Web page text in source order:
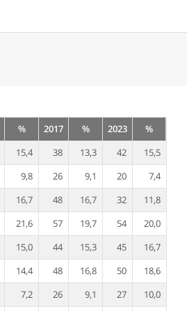
% 2017 % 2023
%
15,4 38 13,3 42
15,5
9,8 26 9,1 20
7,4
16,7 48 16,7 32
11,8
21,6 57 19,7 54
20,0
15,0 44 15,3 45
16,7
14,4 48 16,8 50
18,6
7,2 26 9,1 27
10,0